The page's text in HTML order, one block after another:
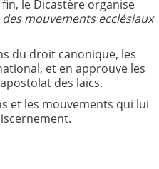
le Dicastère organise
mouvements ecclésiaux
du droit canonique, les
et en approuve les
des laïcs.
et les mouvements qui lui